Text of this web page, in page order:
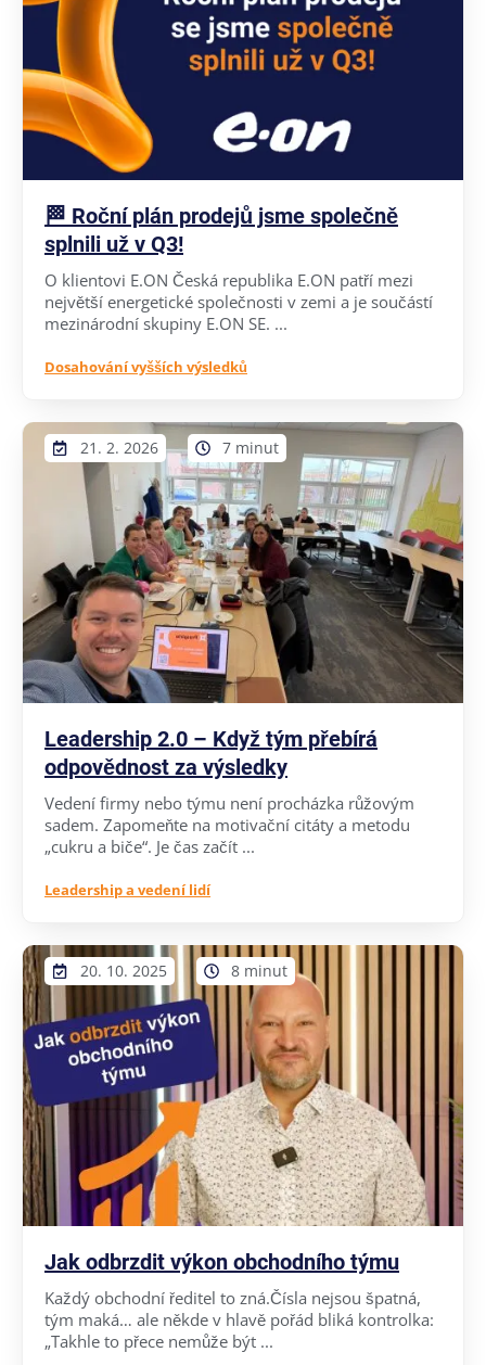
🏁 Roční plán prodejů jsme společně
splnili už v Q3!
O klientovi E.ON Česká republika E.ON patří mezi
největší energetické společnosti v zemi a je součástí
mezinárodní skupiny E.ON SE. ...
Dosahování vyšších výsledků
21. 2. 2026 7 minut
Leadership 2.0 – Když tým přebírá
odpovědnost za výsledky
Vedení firmy nebo týmu není procházka růžovým
sadem. Zapomeňte na motivační citáty a metodu
„cukru a biče“. Je čas začít ...
Leadership a vedení lidí
20. 10. 2025 8 minut
Jak odbrzdit výkon obchodního týmu
Každý obchodní ředitel to zná.Čísla nejsou špatná,
tým maká… ale někde v hlavě pořád bliká kontrolka:
„Takhle to přece nemůže být ...